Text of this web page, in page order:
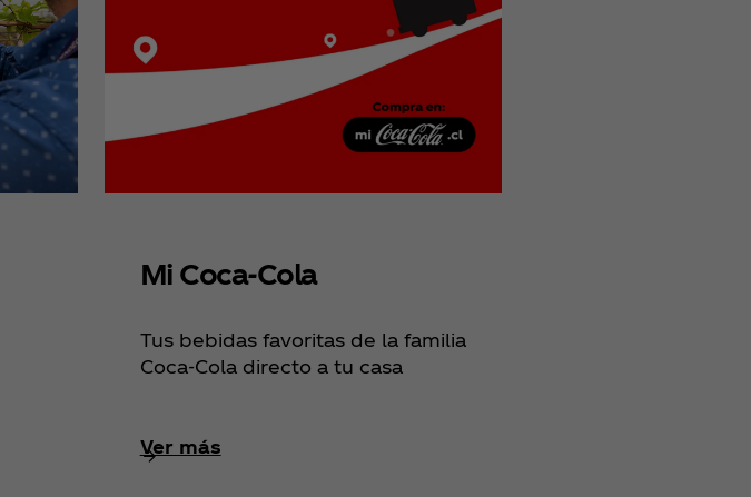
Mi Coca‑Cola
Tus bebidas favoritas de la familia
Coca‑Cola directo a tu casa
Ver más